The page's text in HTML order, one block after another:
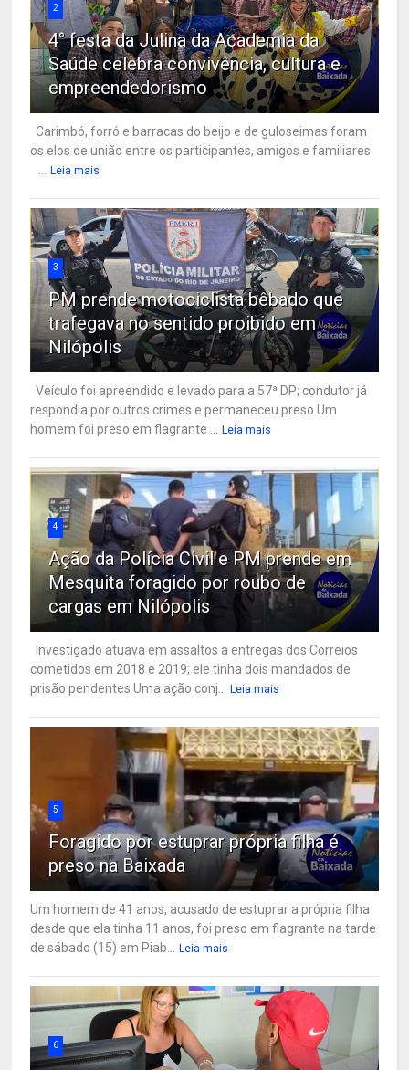
2
4° festa da Julina da Academia da
Saúde celebra convivência, cultura e
empreendedorismo
Carimbó, forró e barracas do beijo e de guloseimas foram
os elos de união entre os participantes, amigos e familiares
Leia mais
3
PM prende motociclista bêbado que
trafegava no sentido proibido em
Nilópolis
Veículo foi apreendido e levado para a 57ª DP; condutor já
respondia por outros crimes e permaneceu preso Um
homem foi preso em flagrante ...
Leia mais
4
Ação da Polícia Civil e PM prende em
Mesquita foragido por roubo de
cargas em Nilópolis
Investigado atuava em assaltos a entregas dos Correios
cometidos em 2018 e 2019; ele tinha dois mandados de
prisão pendentes Uma ação conj...
Leia mais
5
Foragido por estuprar própria filha é
preso na Baixada
Um homem de 41 anos, acusado de estuprar a própria filha
desde que ela tinha 11 anos, foi preso em flagrante na tarde
de sábado (15) em Piab...
Leia mais
6